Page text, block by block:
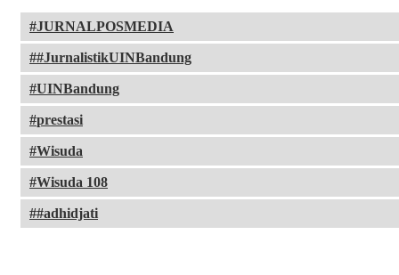
JURNALPOSMEDIA
#JurnalistikUINBandung
UINBandung
prestasi
Wisuda
Wisuda 108
#adhidjati